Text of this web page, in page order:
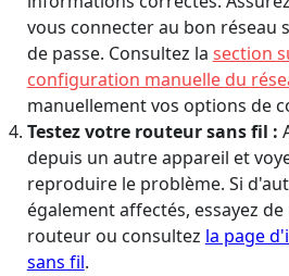
vous connecter au bon réseau
de passe. Consultez la section
configuration manuelle du
manuellement vos options de
Testez votre routeur sans fil :
depuis un autre appareil et
reproduire le problème. Si
également affectés, essayez
routeur ou consultez la page
sans fil.